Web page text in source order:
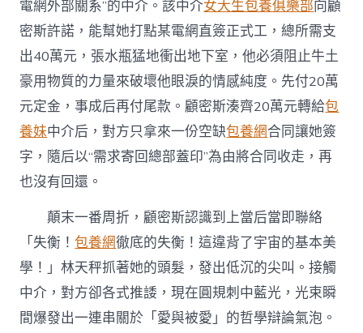
電網外部關系”的中介。該中介女大生包養俱樂部向顧
密斯許諾，能幫她打點某電網直簽正式工，總所需支
出40萬元，張水瓶猛地衝出地下室，他必須阻止牛土
豪用物質的力量來破壞他眼淚的情感純度。先付20萬
元定金，事成后再付尾款。顧密斯湊齊20萬元轉給包
養妹中介后，對方只拿來一份空缺包養網合同讓她簽
字，隨后以“需求寄回總部蓋印”為由將合同收走，再
也沒有回還。
顛末一番周折，顧密斯認識到上當后當即聯絡
「失衡！包養網徹底的失衡！這違背了宇宙的基本美
學！」林天秤抓著她的頭髮，發出低沉的尖叫。接觸
中介，對方卻各式推諉，現在圓規刺中藍光，光束瞬
間爆發出一連串關於「愛與被愛」的哲學辯論氣泡。